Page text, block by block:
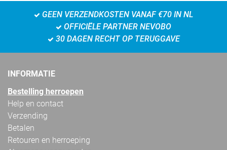
GEEN VERZENDKOSTEN VANAF €70 IN NL
OFFICIËLE PARTNER NEVOBO
30 DAGEN RECHT OP TERUGGAVE
INFORMATIE
Bestelling herroepen
Help en contact
Verzending
Betalen
Retouren en herroeping